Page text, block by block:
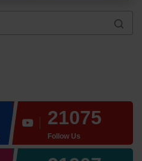
21075
Follow Us